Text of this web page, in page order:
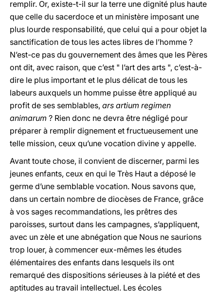
remplir. Or, existe-t-il sur la terre une dignité plus haute
que celle du sacerdoce et un ministère imposant une
plus lourde responsabilité, que celui qui a pour objet la
sanctification de tous les actes libres de l’homme ?
N’est-ce pas du gouvernement des âmes que les Pères
ont dit, avec raison, que c’est " l’art des arts ", c’est-à-
dire le plus important et le plus délicat de tous les
labeurs auxquels un homme puisse être appliqué au
profit de ses semblables, ars artium regimen
animarum ? Rien donc ne devra être négligé pour
préparer à remplir dignement et fructueusement une
telle mission, ceux qu’une vocation divine y appelle.
Avant toute chose, il convient de discerner, parmi les
jeunes enfants, ceux en qui le Très Haut a déposé le
germe d’une semblable vocation. Nous savons que,
dans un certain nombre de diocèses de France, grâce
à vos sages recommandations, les prêtres des
paroisses, surtout dans les campagnes, s’appliquent,
avec un zèle et une abnégation que Nous ne saurions
trop louer, à commencer eux-mêmes les études
élémentaires des enfants dans lesquels ils ont
remarqué des dispositions sérieuses à la piété et des
aptitudes au travail intellectuel. Les écoles